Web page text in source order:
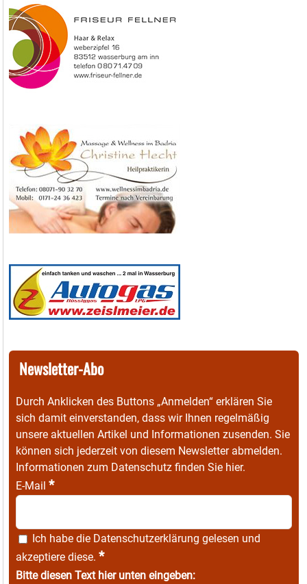
Newsletter-Abo
Durch Anklicken des Buttons „Anmelden“ erklären Sie
sich damit einverstanden, dass wir Ihnen regelmäßig
unsere aktuellen Artikel und Informationen zusenden. Sie
können sich jederzeit von diesem Newsletter abmelden.
Informationen zum Datenschutz finden Sie hier.
E-Mail *
Ich habe die Datenschutzerklärung gelesen und
akzeptiere diese. *
Bitte diesen Text hier unten eingeben: